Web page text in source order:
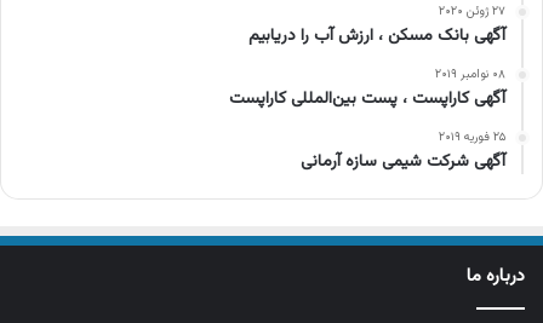
۲۷ ژوئن ۲۰۲۰
آگهی بانک مسکن ، ارزش آب را دریابیم
۰۸ نوامبر ۲۰۱۹
آگهی کاراپست ، پست بین‌المللی کاراپست
۲۵ فوریه ۲۰۱۹
آگهی شرکت شیمی سازه آرمانی
درباره ما